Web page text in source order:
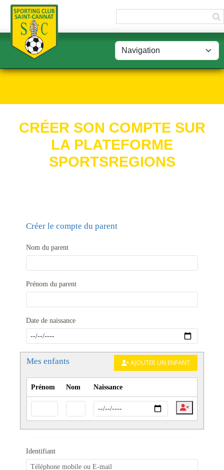
CRÉER SON COMPTE SUR
LA PLATEFORME
SPORTSREGIONS
Créer le compte du parent
Nom du parent
Prénom du parent
Date de naissance
Mes enfants AJOUTER UN ENFANT
Prénom Nom Naissance
Identifiant
Panneau de gestion des cookies